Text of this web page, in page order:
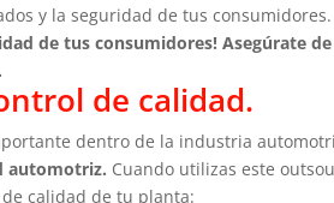
y la seguridad de tus consumidores.
de tus consumidores! Asegúrate
de calidad.
dentro de la industria
automotriz. Cuando utilizas este
calidad de tu planta: